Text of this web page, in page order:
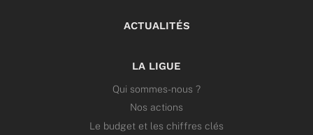
ACTUALITÉS
LA LIGUE
Qui sommes-nous ?
Nos actions
Le budget et les chiffres clés